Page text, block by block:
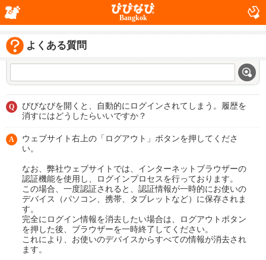
Bangkok
よくある質問
Q
びびなびを開くと、自動的にログインされてしまう。履歴を
消すにはどうしたらいいですか？
A
ウェブサイト右上の「ログアウト」ボタンを押してくださ
い。
なお、弊社ウェブサイトでは、インターネットブラウザーの
認証機能を使用し、ログインプロセスを行っております。
この場合、一度認証されると、認証情報が一時的にお使いの
デバイス（パソコン、携帯、タブレットなど）に保存されま
す。
完全にログイン情報を消去したい場合は、ログアウトボタン
を押した後、ブラウザーを一時終了してください。
これにより、お使いのデバイスからすべての情報が消去され
ます。